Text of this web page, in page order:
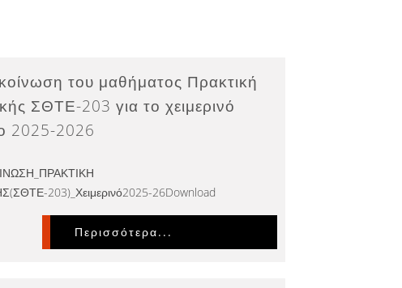
του μαθήματος Πρακτική
ΣΘΤΕ-203 για το χειμερινό
2025-2026
203)_Χειμερινό2025-26Download
Περισσότερα...